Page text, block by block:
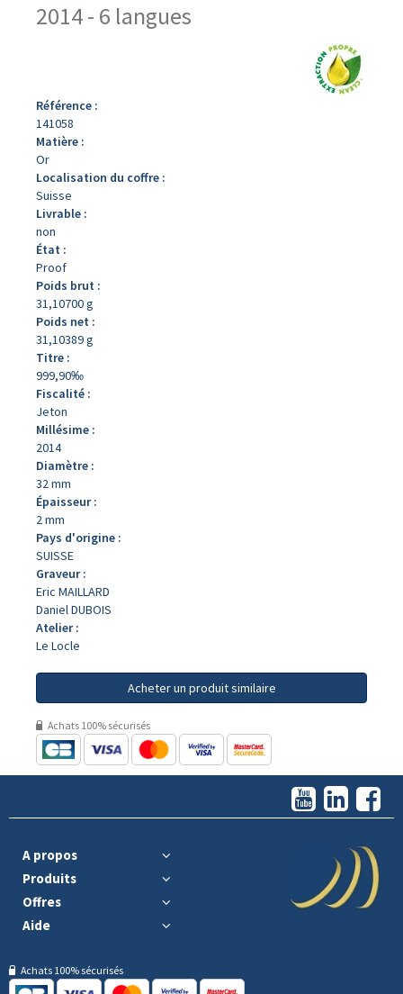
2014 - 6 langues
Référence :
141058
Matière :
Or
Localisation du coffre :
Suisse
Livrable :
non
État :
Proof
Poids brut :
31,10700 g
Poids net :
31,10389 g
Titre :
999,90‰
Fiscalité :
Jeton
Millésime :
2014
Diamètre :
32 mm
Épaisseur :
2 mm
Pays d'origine :
SUISSE
Graveur :
Eric MAILLARD
Daniel DUBOIS
Atelier :
Le Locle
Acheter un produit similaire
Achats 100% sécurisés
A propos
Produits
Offres
Aide
Achats 100% sécurisés